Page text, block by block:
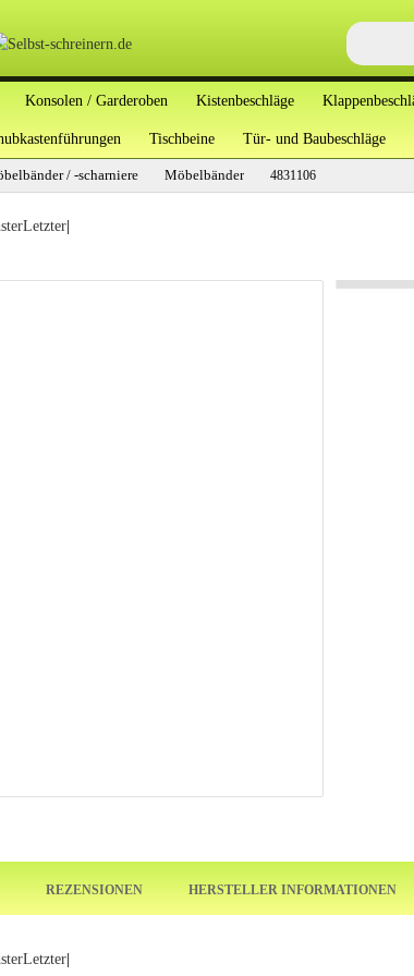
Konsolen / Garderoben Kistenbeschläge
Tischbeine Tür- und Baubeschläge
/ -scharniere Möbelbänder 4831106
Letzter|
REZENSIONEN HERSTELLER INFORMATIONEN
Letzter|